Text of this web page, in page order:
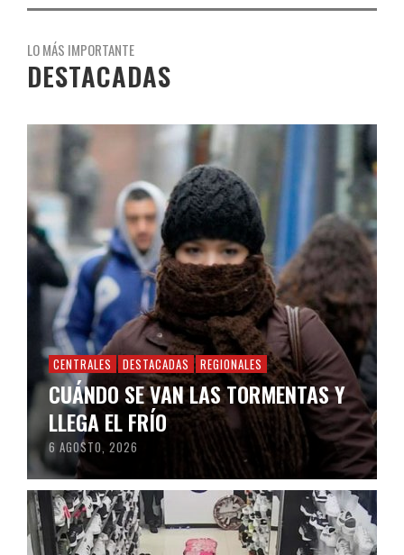
LO MÁS IMPORTANTE
DESTACADAS
CENTRALES DESTACADAS REGIONALES
CUÁNDO SE VAN LAS TORMENTAS Y
LLEGA EL FRÍO
6 AGOSTO, 2026